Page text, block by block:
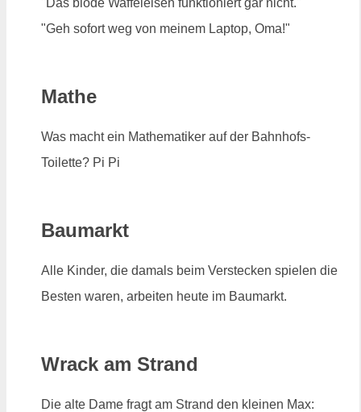
"Das blöde Waffeleisen funktioniert gar nicht."
"Geh sofort weg von meinem Laptop, Oma!"
Mathe
Was macht ein Mathematiker auf der Bahnhofs-
Toilette? Pi Pi
Baumarkt
Alle Kinder, die damals beim Verstecken spielen die
Besten waren, arbeiten heute im Baumarkt.
Wrack am Strand
Die alte Dame fragt am Strand den kleinen Max: